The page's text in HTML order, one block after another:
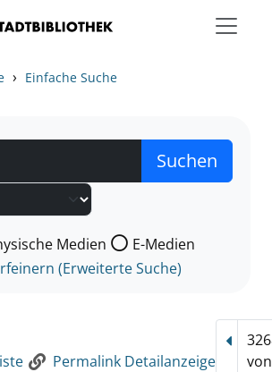
› Einfache Suche
Medienart nach der Sie suchen wollen.
Medien
E-Medien
(Erweiterte Suche)
Permalink Detailanzeige
von